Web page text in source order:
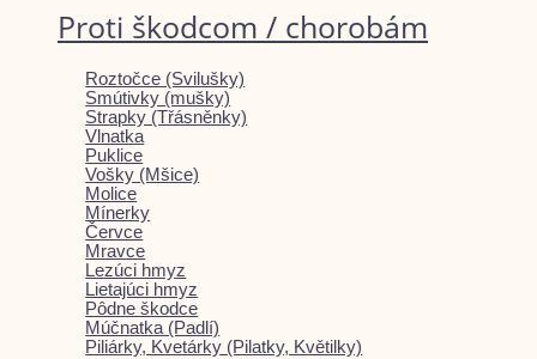
Proti škodcom / chorobám
Roztočce (Svilušky)
Smútivky (mušky)
Strapky (Třásněnky)
Vlnatka
Puklice
Vošky (Mšice)
Molice
Mínerky
Červce
Mravce
Lezúci hmyz
Lietajúci hmyz
Pôdne škodce
Múčnatka (Padlí)
Piliárky, Kvetárky (Pilatky, Květilky)